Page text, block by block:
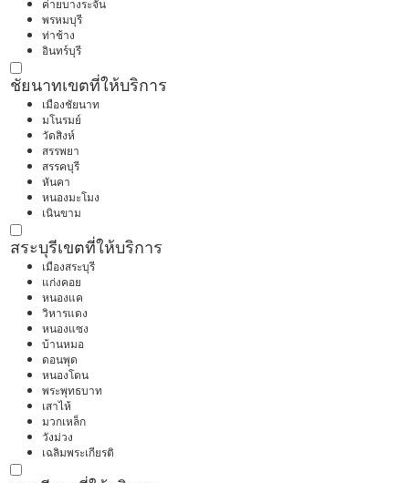
ค่ายบางระจัน
พรหมบุรี
ท่าช้าง
อินทร์บุรี
ชัยนาทเขตที่ให้บริการ
เมืองชัยนาท
มโนรมย์
วัดสิงห์
สรรพยา
สรรคบุรี
หันคา
หนองมะโมง
เนินขาม
สระบุรีเขตที่ให้บริการ
เมืองสระบุรี
แก่งคอย
หนองแค
วิหารแดง
หนองแซง
บ้านหมอ
ดอนพุด
หนองโดน
พระพุทธบาท
เสาไห้
มวกเหล็ก
วังม่วง
เฉลิมพระเกียรติ